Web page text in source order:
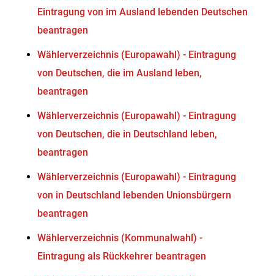
Eintragung von im Ausland lebenden Deutschen
beantragen
Wählerverzeichnis (Europawahl) - Eintragung
von Deutschen, die im Ausland leben,
beantragen
Wählerverzeichnis (Europawahl) - Eintragung
von Deutschen, die in Deutschland leben,
beantragen
Wählerverzeichnis (Europawahl) - Eintragung
von in Deutschland lebenden Unionsbürgern
beantragen
Wählerverzeichnis (Kommunalwahl) -
Eintragung als Rückkehrer beantragen